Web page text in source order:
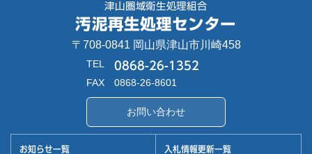
津山圏域衛生処理組合
汚泥再生処理センター
〒708-0841 岡山県津山市川崎458
TEL 0868-26-1352
FAX 0868-26-8601
お問い合わせ
お知らせ一覧 入札情報更新一覧